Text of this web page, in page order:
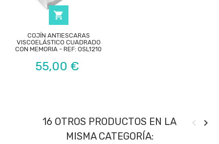

COJÍN ANTIESCARAS
VISCOELÁSTICO CUADRADO
CON MEMORIA - REF: OSL1210
Precio
55,00 €
16 OTROS PRODUCTOS EN LA
MISMA CATEGORÍA: